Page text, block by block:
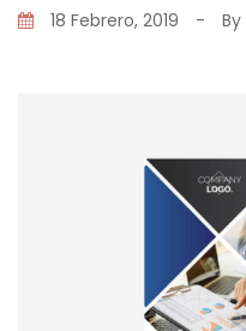
18 Febrero, 2019 - By